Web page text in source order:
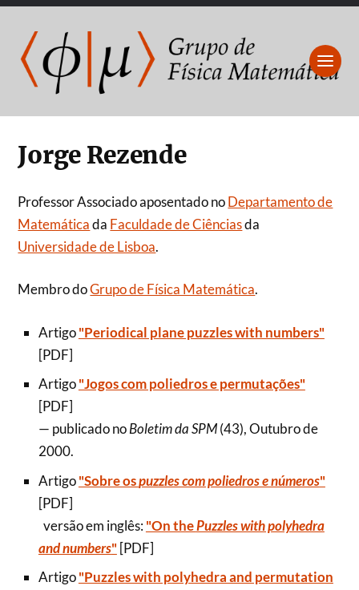
Jorge Rezende
Professor Associado aposentado noDepartamento de
Matemáticada Faculdade de Ciênciasda
Universidade de Lisboa.
Membro doGrupo de Física Matemática.
Artigo"Periodical plane puzzles with numbers"
[PDF]
Artigo"Jogos com poliedros e permutações"
[PDF]
— publicado noBoletim da SPM(43), Outubro de
2000.
Artigo"Sobre ospuzzles com poliedros e números"
[PDF]
versão em inglês:"On thePuzzles with polyhedra
and numbers" [PDF]
Artigo"Puzzles with polyhedra and permutation